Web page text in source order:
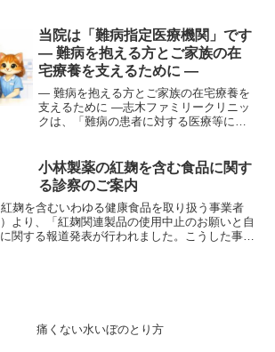
当院は「難病指定医療機関」です
― 難病を抱える方とご家族の在
宅療養を支えるために ―
― 難病を抱える方とご家族の在宅療養を
支えるために ―志木ファミリークリニッ
クは、「難病の患者に対する医療等に関
の原因が明らかでなく、治療方法が確立
していないなど、長期...
小林製薬の紅麹を含む食品に関す
る診察のご案内
麹を含むいわゆる健康食品を取り扱う事業者
）より、「紅麹関連製品の使用中止のお願いと自
関する報道発表が行われました。こうした事態
痛くない水いぼのとり方